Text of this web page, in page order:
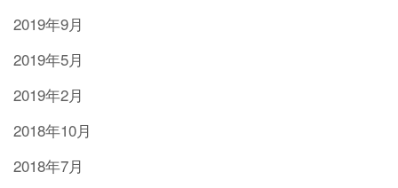
2019年9月
2019年5月
2019年2月
2018年10月
2018年7月